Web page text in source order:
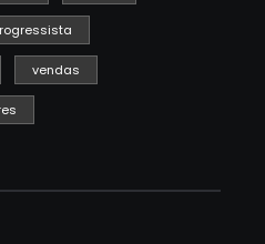
vendas